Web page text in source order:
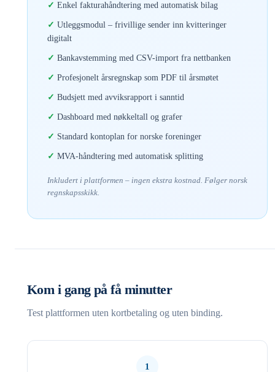
Enkel fakturahåndtering med automatisk bilag
Utleggsmodul – frivillige sender inn kvitteringer
digitalt
Bankavstemming med CSV-import fra nettbanken
Profesjonelt årsregnskap som PDF til årsmøtet
Budsjett med avviksrapport i sanntid
Dashboard med nøkkeltall og grafer
Standard kontoplan for norske foreninger
MVA-håndtering med automatisk splitting
Inkludert i plattformen – ingen ekstra kostnad. Følger norsk
regnskapsskikk.
Kom i gang på få minutter
Test plattformen uten kortbetaling og uten binding.
1